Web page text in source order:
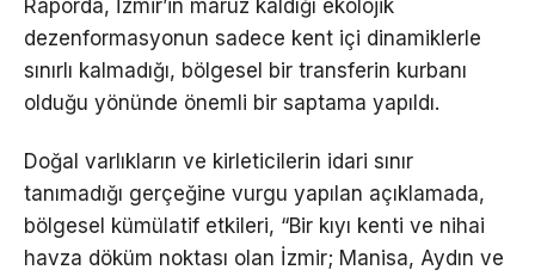
Raporda, İzmir’in maruz kaldığı ekolojik
dezenformasyonun sadece kent içi dinamiklerle
sınırlı kalmadığı, bölgesel bir transferin kurbanı
olduğu yönünde önemli bir saptama yapıldı.
Doğal varlıkların ve kirleticilerin idari sınır
tanımadığı gerçeğine vurgu yapılan açıklamada,
bölgesel kümülatif etkileri, “Bir kıyı kenti ve nihai
havza döküm noktası olan İzmir; Manisa, Aydın ve